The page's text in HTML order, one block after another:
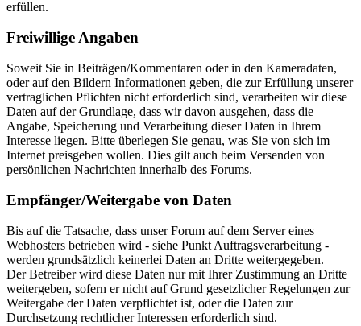
erfüllen.
Freiwillige Angaben
Soweit Sie in Beiträgen/Kommentaren oder in den Kameradaten,
oder auf den Bildern Informationen geben, die zur Erfüllung unserer
vertraglichen Pflichten nicht erforderlich sind, verarbeiten wir diese
Daten auf der Grundlage, dass wir davon ausgehen, dass die
Angabe, Speicherung und Verarbeitung dieser Daten in Ihrem
Interesse liegen. Bitte überlegen Sie genau, was Sie von sich im
Internet preisgeben wollen. Dies gilt auch beim Versenden von
persönlichen Nachrichten innerhalb des Forums.
Empfänger/Weitergabe von Daten
Bis auf die Tatsache, dass unser Forum auf dem Server eines
Webhosters betrieben wird - siehe Punkt Auftragsverarbeitung -
werden grundsätzlich keinerlei Daten an Dritte weitergegeben.
Der Betreiber wird diese Daten nur mit Ihrer Zustimmung an Dritte
weitergeben, sofern er nicht auf Grund gesetzlicher Regelungen zur
Weitergabe der Daten verpflichtet ist, oder die Daten zur
Durchsetzung rechtlicher Interessen erforderlich sind.